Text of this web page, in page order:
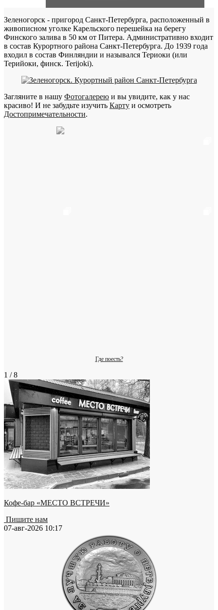
Зеленогорск - пригород Санкт-Петербурга, расположенный в
живописном уголке Карельского перешейка на берегу
Финского залива в 50 км от Питера. Административно входит
в состав Курортного района Санкт-Петербурга. До 1939 года
входил в состав Финляндии и назывался Териоки (или
Терийоки, финск. Terijoki).
Загляните в нашу Фотогалерею и вы увидите, как у нас
красиво! И не забудьте изучить Карту и осмотреть
Достопримечательности.
Где поесть?
1 / 8
Кофе-бар «МЕСТО ВСТРЕЧИ»
Пишите нам
07-авг-2026 10:17